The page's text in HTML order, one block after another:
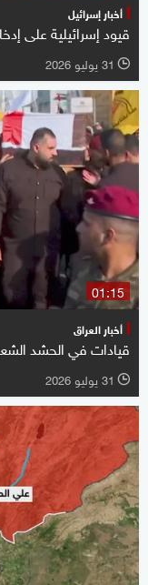
أخبار إسرائيل
قيود إسرائيلية على
l 31 يوليو 2026
01:15
أخبار العراق
قيادات في الحشد
l 31 يوليو 2026